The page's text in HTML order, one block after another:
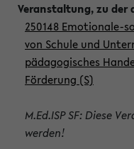
250148 Emotionale-
von Schule und
pädagogisches
Förderung (S)
M.Ed.ISP SF: Diese
werden!